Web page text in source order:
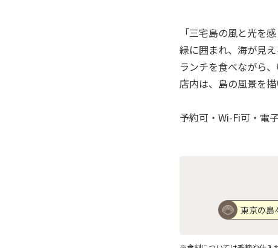
「三宅島の風と光を
緑に囲まれ、海が見
ランチを食べながら
店内は、島の風景を
予約可・Wi-Fi可・電
東京の島